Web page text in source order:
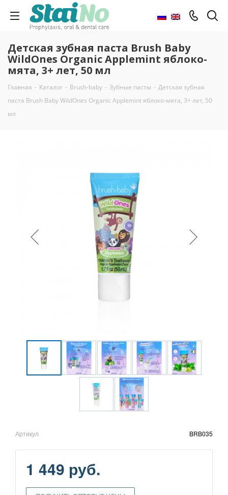
Детская зубная паста Brush Baby
WildOnes Organic Applemint яблоко-
мята, 3+ лет, 50 мл
Главная - Каталог - Brush-baby - Зубные пасты - Детская зубная
паста Brush Baby WildOnes Organic Applemint яблоко-мята, 3+ лет, 50
мл
Артикул BRB035
1 449 руб.